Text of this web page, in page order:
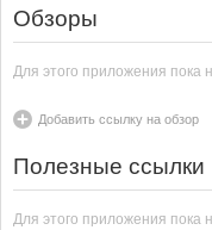
Обзоры
Для этого приложения пока
Добавить ссылку на обзор
Полезные ссылки
Для этого приложения пока